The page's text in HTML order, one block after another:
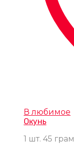
В любимое
Окунь
1 шт. 45